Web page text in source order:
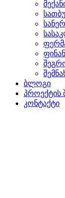
ბლოგი
პროექტის
კონტაქტი